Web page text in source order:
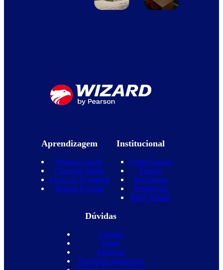
Aprendizagem
Nossos Cursos
Curso de Inglês
Curso de Espanhol
Nossas Escolas
Institucional
Quem Somos
Equipe
Novidades
Promoções
Blog Wizard
Dúvidas
Contato
Vagas
Parcerias
Perguntas frequentes